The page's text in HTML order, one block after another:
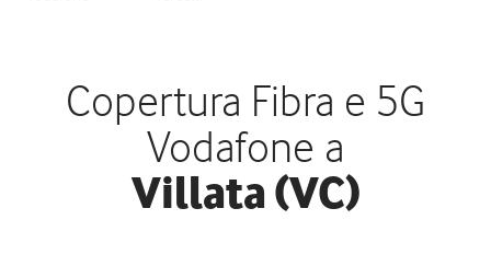
Copertura Fibra e 5G
Vodafone a
Villata (VC)